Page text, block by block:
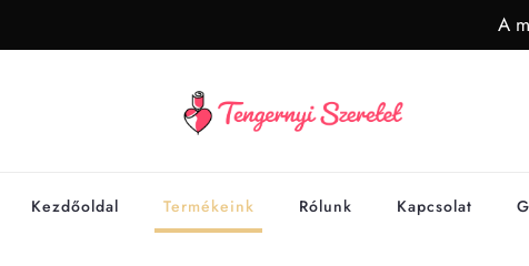
A
Kezdőoldal Termékeink Rólunk Kapcsolat